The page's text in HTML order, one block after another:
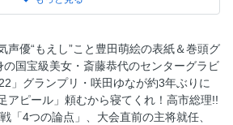
市総理!! 歴代屈指の“人に頼れないリ
自由を規制する」国旗損壊罪はそもそも
が多い!! 世界で一番キテる国 スペイン
声優“もえし”こと豊田萌絵の表紙＆巻頭グ
国宝級美女・斎藤恭代のセンターグラビ
」グランプリ・咲田ゆなが約3年ぶりに
アピール」頼むから寝てくれ！高市総理!!
「4つの論点」、大会直前の主将就任、